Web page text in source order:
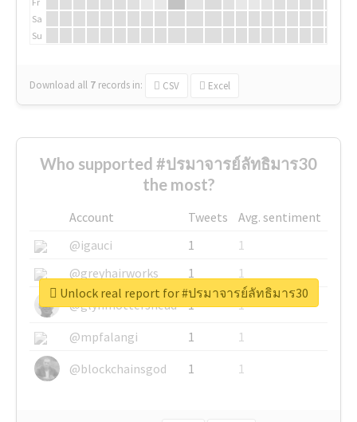
Sa
Su
Download all 7 records in: CSV Excel
Who supported #ปรมาจารย์ลัทธิมาร30
the most?
Account Tweets
Avg. sentiment
@igauci
1
1
@greyhairworks
1
1
@glynmottershead
1
1
@mpfalangi
1
1
@blockchainsgod
1 1
Unlock real report for #ปรมาจารย์ลัทธิมาร30